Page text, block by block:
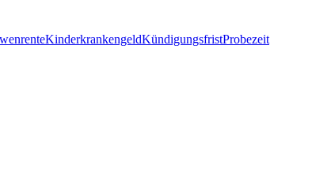
KinderkrankengeldKündigungsfristProbezeit